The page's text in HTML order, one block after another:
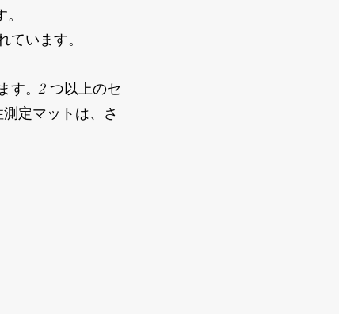
います。
す。2 つ以上のセ
定マットは、さ